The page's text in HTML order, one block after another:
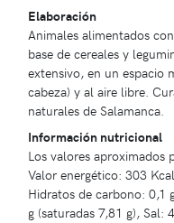
Elaboración
Animales alimentados
base de cereales y
extensivo, en un espacio
cabeza) y al aire libre.
naturales de Salamanca.
Información nutricional
Los valores aproximados
Valor energético: 303
Hidratos de carbono: 0,1
g (saturadas 7,81 g), Sal: